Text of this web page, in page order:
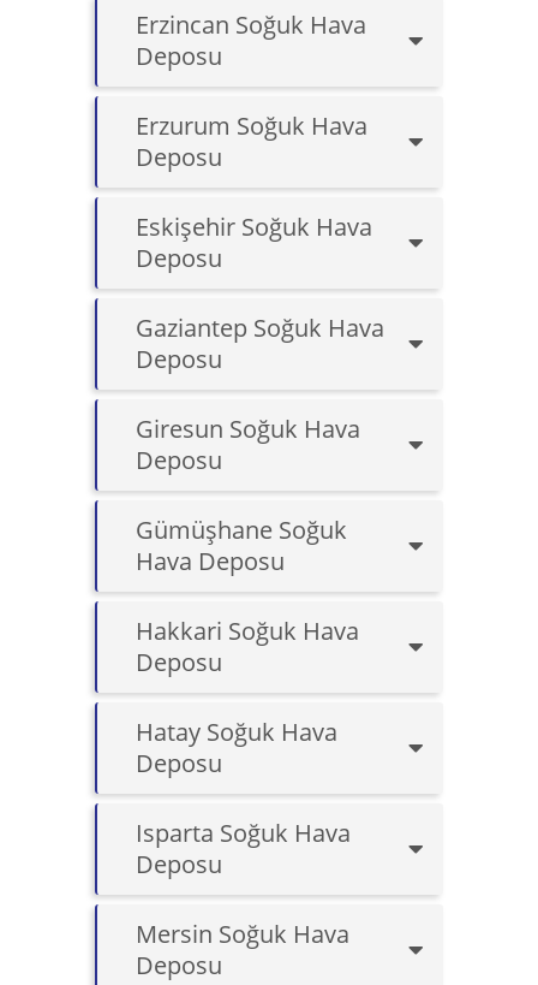
Erzincan Soğuk Hava
Deposu
Erzurum Soğuk Hava
Deposu
Eskişehir Soğuk Hava
Deposu
Gaziantep Soğuk Hava
Deposu
Giresun Soğuk Hava
Deposu
Gümüşhane Soğuk
Hava Deposu
Hakkari Soğuk Hava
Deposu
Hatay Soğuk Hava
Deposu
Isparta Soğuk Hava
Deposu
Mersin Soğuk Hava
Deposu